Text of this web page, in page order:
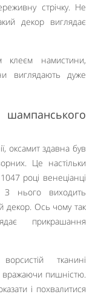
стрічку. Не
декор виглядає
клеєм намистини,
виглядають дуже
оксамит здавна був
Це настільки
році венеціанці
З нього виходить
декор. Ось чому так
прикрашання
тканині
вражаючи пишністю.
і похвалитися